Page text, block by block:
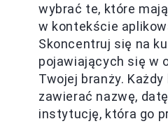
wybrać te, które
w kontekście
Skoncentruj się na
pojawiających się w
Twojej branży.
zawierać nazwę,
instytucję, która go